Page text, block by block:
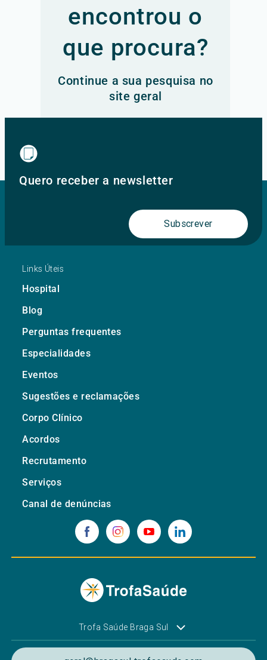
encontrou o
que procura?
Continue a sua pesquisa no
site geral
Quero receber a newsletter
Subscrever
Links Úteis
Hospital
Blog
Perguntas frequentes
Especialidades
Eventos
Sugestões e reclamações
Corpo Clínico
Acordos
Recrutamento
Serviços
Canal de denúncias
Trofa Saúde Braga Sul